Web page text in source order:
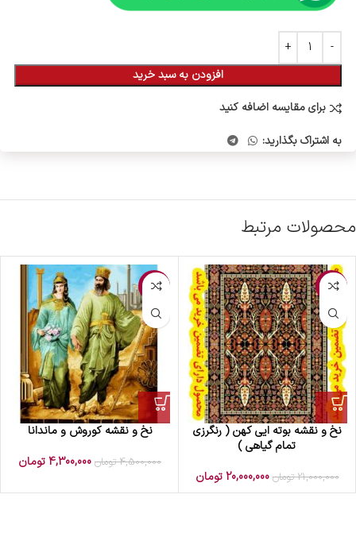
افزودن به سبد خرید
برای مقایسه اضافه کنید
به اشتراک بگذارید:
محصولات مرتبط
-5%
نخ و نقشه بوته ایی کهن ( رنگرزی
تمام گیاهی )
21,000,000 تومان 20,000,000 تومان
-4%
نخ و نقشه کوروش و ماندانا
4,500,000 تومان 4,300,000تومان